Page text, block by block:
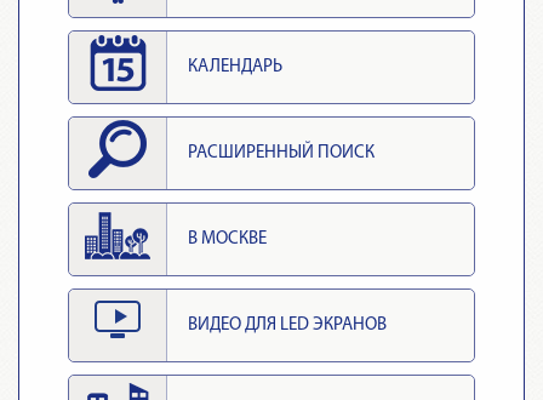
КАЛЕНДАРЬ
РАСШИРЕННЫЙ ПОИСК
В МОСКВЕ
ВИДЕО ДЛЯ LED ЭКРАНОВ